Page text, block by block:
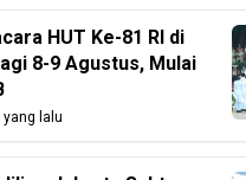
HUT Ke-81 RI di
8-9 Agustus, Mulai
lalu